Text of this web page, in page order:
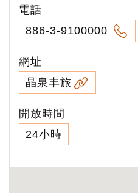
電話
886-3-9100000
網址
晶泉丰旅
開放時間
24小時